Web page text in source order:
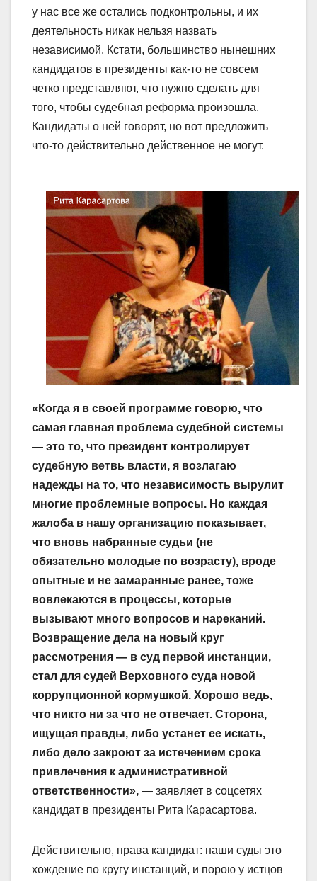
у нас все же остались подконтрольны, и их
деятельность никак нельзя назвать
независимой. Кстати, большинство нынешних
кандидатов в президенты как-то не совсем
четко представляют, что нужно сделать для
того, чтобы судебная реформа произошла.
Кандидаты о ней говорят, но вот предложить
что-то действительно действенное не могут.
«Когда я в своей программе говорю, что
самая главная проблема судебной системы
— это то, что президент контролирует
судебную ветвь власти, я возлагаю
надежды на то, что независимость вырулит
многие проблемные вопросы. Но каждая
жалоба в нашу организацию показывает,
что вновь набранные судьи (не
обязательно молодые по возрасту), вроде
опытные и не замаранные ранее, тоже
вовлекаются в процессы, которые
вызывают много вопросов и нареканий.
Возвращение дела на новый круг
рассмотрения — в суд первой инстанции,
стал для судей Верховного суда новой
коррупционной кормушкой. Хорошо ведь,
что никто ни за что не отвечает. Сторона,
ищущая правды, либо устанет ее искать,
либо дело закроют за истечением срока
привлечения к административной
ответственности», — заявляет в соцсетях
кандидат в президенты Рита Карасартова.
Действительно, права кандидат: наши суды это
хождение по кругу инстанций, и порою у истцов